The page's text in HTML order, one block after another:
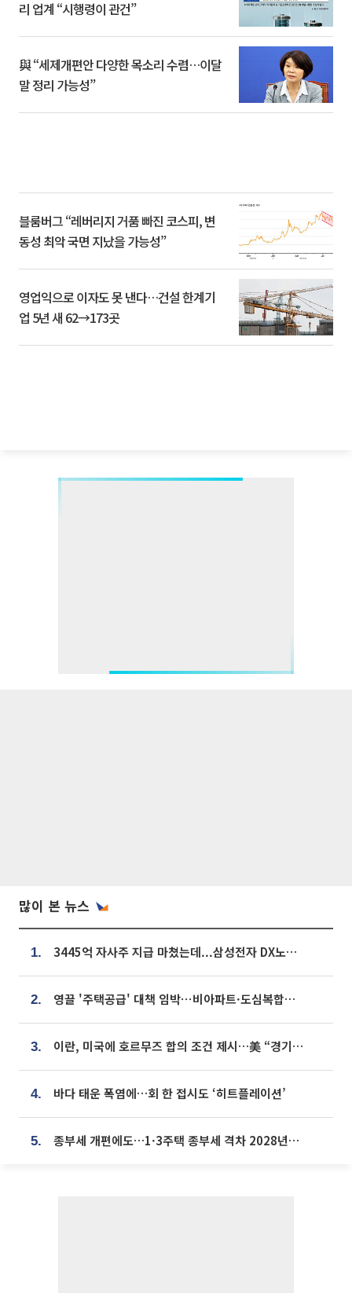
리 업계 “시행령이 관건”
與 “세제개편안 다양한 목소리 수렴…이달
말 정리 가능성”
블룸버그 “레버리지 거품 빠진 코스피, 변
동성 최악 국면 지났을 가능성”
영업익으로 이자도 못 낸다…건설 한계기
업 5년 새 62→173곳
많이 본 뉴스
1. 3445억 자사주 지급 마쳤는데...삼성전자 DX노조, 뒤늦은 '떼쓰기 집회'
2. 영끌 '주택공급' 대책 임박⋯비아파트·도심복합까지 총동원
3. 이란, 미국에 호르무즈 합의 조건 제시…美 “경기 아직 안 끝나” [종합]
4. 바다 태운 폭염에…회 한 접시도 ‘히트플레이션’
5. 종부세 개편에도…1·3주택 종부세 격차 2028년부터 확대